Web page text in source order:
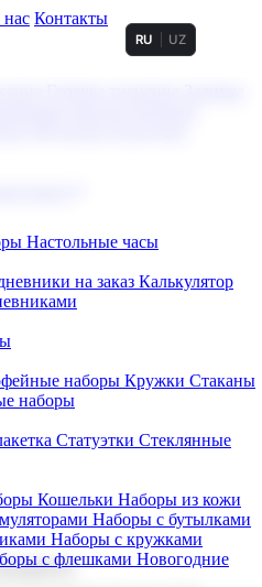
Контакты
RU UZ
Настольные часы
на заказ Калькулятор
наборы Кружки Стаканы
наборы
Статуэтки Стеклянные
Кошельки Наборы из кожи
Наборы с бутылками
Наборы с кружками
с флешками Новогодние